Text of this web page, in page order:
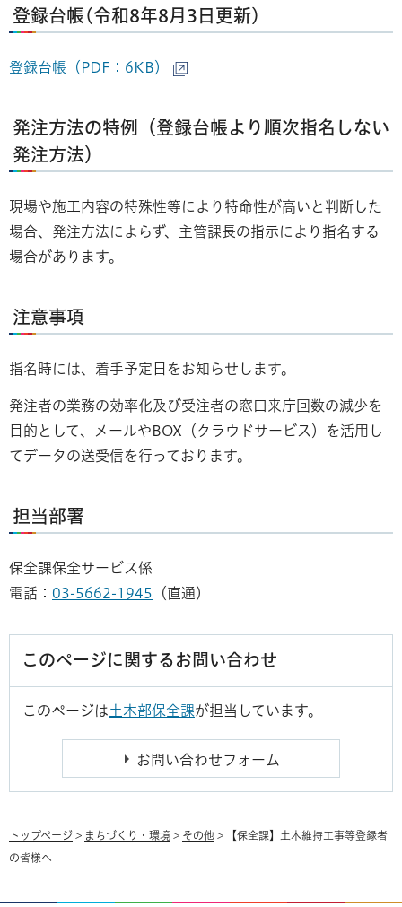
登録台帳(令和8年8月3日更新)
登録台帳（PDF：6KB）
発注方法の特例（登録台帳より順次指名しない
発注方法）
現場や施工内容の特殊性等により特命性が高いと判断した
場合、発注方法によらず、主管課長の指示により指名する
場合があります。
注意事項
指名時には、着手予定日をお知らせします。
発注者の業務の効率化及び受注者の窓口来庁回数の減少を
目的として、メールやBOX（クラウドサービス）を活用し
てデータの送受信を行っております。
担当部署
保全課保全サービス係
電話： 03-5662-1945 （直通）
このページに関するお問い合わせ
このページは土木部保全課が担当しています。
トップページ > まちづくり・環境 > その他 > 【保全課】土木維持工事等登録者
の皆様へ